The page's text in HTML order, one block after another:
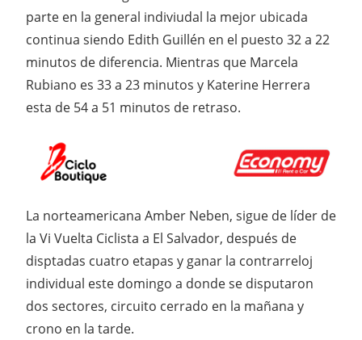
parte en la general indiviudal la mejor ubicada
continua siendo Edith Guillén en el puesto 32 a 22
minutos de diferencia. Mientras que Marcela
Rubiano es 33 a 23 minutos y Katerine Herrera
esta de 54 a 51 minutos de retraso.
La norteamericana Amber Neben, sigue de líder de
la Vi Vuelta Ciclista a El Salvador, después de
disptadas cuatro etapas y ganar la contrarreloj
individual este domingo a donde se disputaron
dos sectores, circuito cerrado en la mañana y
crono en la tarde.